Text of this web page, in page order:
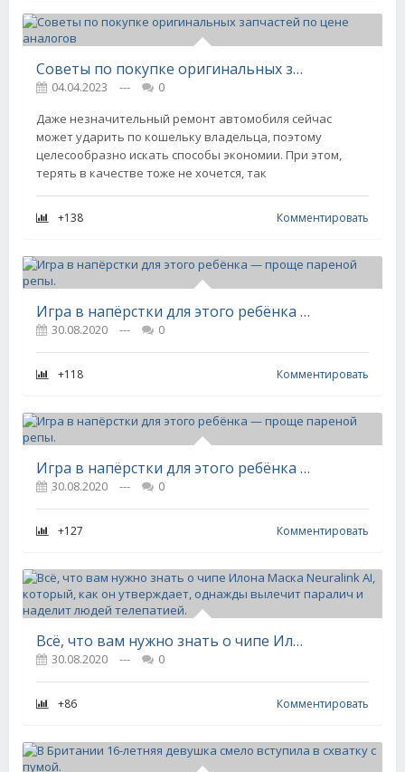
Советы по покупке оригинальных запчастей по цене аналогов
04.04.2023 ---
0
Даже незначительный ремонт автомобиля сейчас
может ударить по кошельку владельца, поэтому
целесообразно искать способы экономии. При этом,
терять в качестве тоже не хочется, так
+138 Комментировать
Игра в напёрстки для этого ребёнка — проще пареной репы.
30.08.2020 --- 0
+118 Комментировать
Игра в напёрстки для этого ребёнка — проще пареной репы.
30.08.2020 --- 0
+127 Комментировать
Всё, что вам нужно знать о чипе Илона Маска Neuralink AI, который, как он утверждает, однажды вылечит паралич и наделит людей телепатией.
30.08.2020 --- 0
+86 Комментировать